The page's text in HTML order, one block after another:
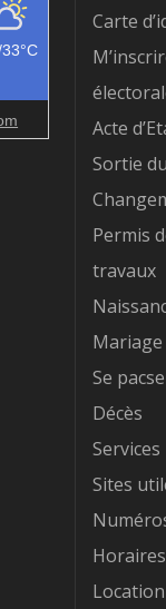
Carte
Acte
Sortie
Permis
travaux
Mariage
Se
Décès
Services
Sites